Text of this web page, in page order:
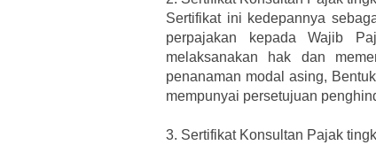
Sertifikat ini kedepannya
perpajakan kepada Wajib
melaksanakan hak dan
penanaman modal asing,
mempunyai persetujuan
3. Sertifikat Konsultan Pajak